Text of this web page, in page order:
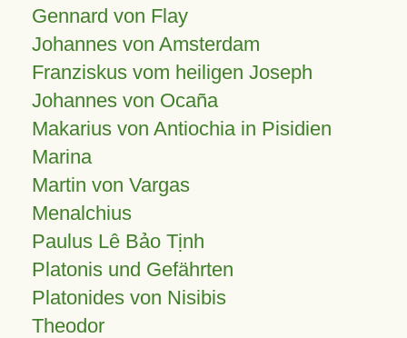
Gennard von Flay
Johannes von Amsterdam
Franziskus vom heiligen Joseph
Johannes von Ocaña
Makarius von Antiochia in Pisidien
Marina
Martin von Vargas
Menalchius
Paulus Lê Bảo Tịnh
Platonis und Gefährten
Platonides von Nisibis
Theodor